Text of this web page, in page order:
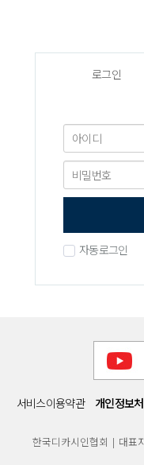
로그인
자동로그인
서비스이용약관 개인정보
한국디카시인협회 | 대표